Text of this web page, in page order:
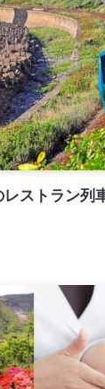
レストラン列